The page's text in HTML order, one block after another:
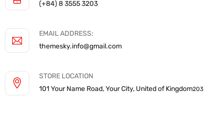
(+84) 8 3555 3203
EMAIL ADDRESS:
themesky.info@gmail.com
STORE LOCATION
101 Your Name Road, Your City, United of Kingdom203